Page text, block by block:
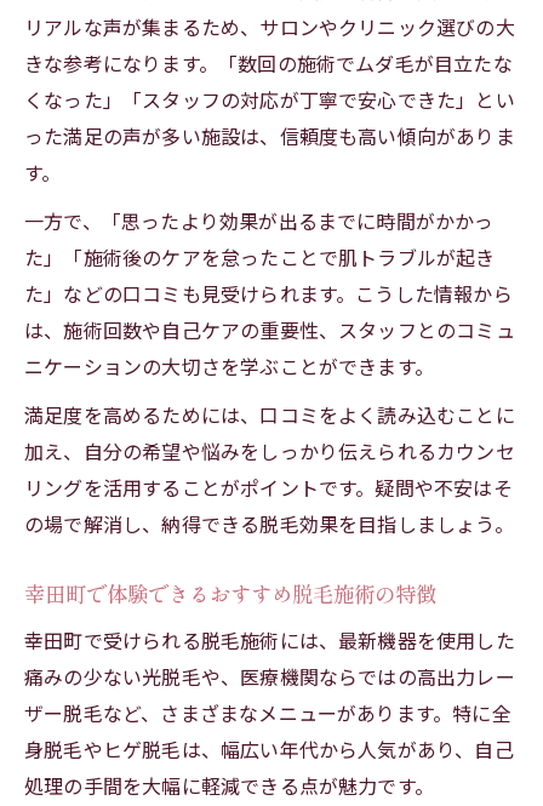
リアルな声が集まるため、サロンやクリニック選びの大
きな参考になります。「数回の施術でムダ毛が目立たな
くなった」「スタッフの対応が丁寧で安心できた」とい
った満足の声が多い施設は、信頼度も高い傾向がありま
す。
一方で、「思ったより効果が出るまでに時間がかかっ
た」「施術後のケアを怠ったことで肌トラブルが起き
た」などの口コミも見受けられます。こうした情報から
は、施術回数や自己ケアの重要性、スタッフとのコミュ
ニケーションの大切さを学ぶことができます。
満足度を高めるためには、口コミをよく読み込むことに
加え、自分の希望や悩みをしっかり伝えられるカウンセ
リングを活用することがポイントです。疑問や不安はそ
の場で解消し、納得できる脱毛効果を目指しましょう。
幸田町で体験できるおすすめ脱毛施術の特徴
幸田町で受けられる脱毛施術には、最新機器を使用した
痛みの少ない光脱毛や、医療機関ならではの高出力レー
ザー脱毛など、さまざまなメニューがあります。特に全
身脱毛やヒゲ脱毛は、幅広い年代から人気があり、自己
処理の手間を大幅に軽減できる点が魅力です。